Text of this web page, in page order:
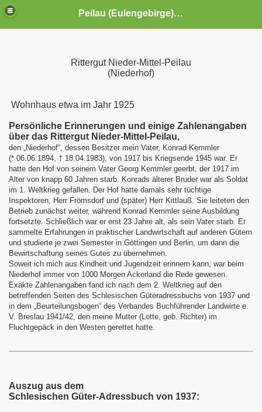
Peilau (Eulengebirge) in Schlesien
Rittergut Nieder-Mittel-Peilau
(Niederhof)
Wohnhaus etwa im Jahr 1925
Persönliche Erinnerungen und einige Zahlenangaben
über das Rittergut Nieder-Mittel-Peilau,
den „Niederhof“, dessen Besitzer mein Vater, Konrad Kemmler
(* 06.06.1894, † 18.04.1983), von 1917 bis Kriegsende 1945 war. Er
hatte den Hof von seinem Vater Georg Kemmler geerbt, der 1917 im
Alter von knapp 60 Jahren starb. Konrads älterer Bruder war als Soldat
im 1. Weltkrieg gefallen. Der Hof hatte damals sehr tüchtige
Inspektoren, Herr Frömsdorf und (später) Herr Kittlauß. Sie leiteten den
Betrieb zunächst weiter, während Konrad Kemmler seine Ausbildung
fortsetzte. Schließlich war er erst 23 Jahre alt, als sein Vater starb. Er
sammelte Erfahrungen in praktischer Landwirtschaft auf anderen Gütern
und studierte je zwei Semester in Göttingen und Berlin, um dann die
Bewirtschaftung seines Gutes zu übernehmen.
Soweit ich mich aus Kindheit und Jugendzeit erinnern kann, war beim
Niederhof immer von 1000 Morgen Ackerland die Rede gewesen.
Exakte Zahlenangaben fand ich nach dem 2. Weltkrieg auf den
betreffenden Seiten des Schlesischen Güteradressbuchs von 1937 und
in dem „Beurteilungsbogen“ des Verbandes Buchführender Landwirte e.
V. Breslau 1941/42, den meine Mutter (Lotte, geb. Richter) im
Fluchtgepäck in den Westen gerettet hatte.
Auszug aus dem
Schlesischen Güter-Adressbuch von 1937:
Schlössel
Nieder-Mittel-Peilau